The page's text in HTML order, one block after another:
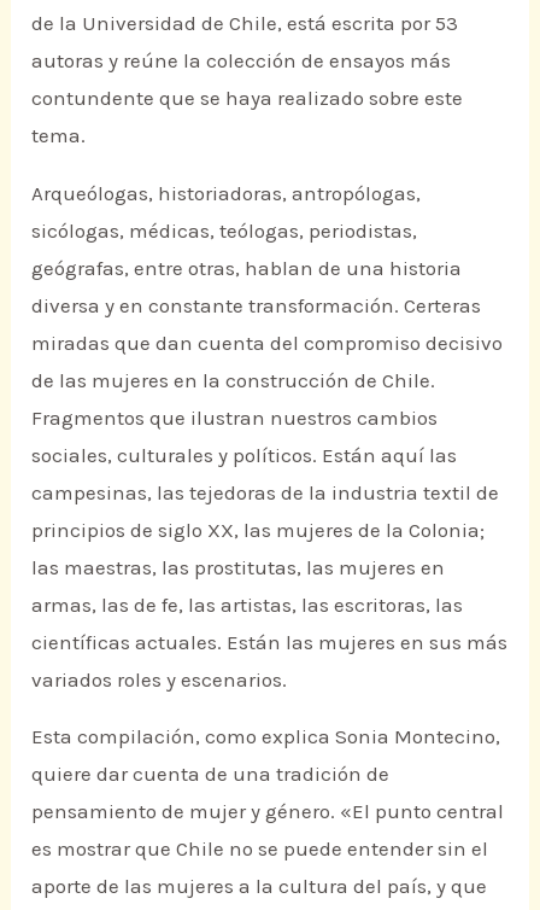
de la Universidad de Chile, está escrita por 53
autoras y reúne la colección de ensayos más
contundente que se haya realizado sobre este
tema.
Arqueólogas, historiadoras, antropólogas,
sicólogas, médicas, teólogas, periodistas,
geógrafas, entre otras, hablan de una historia
diversa y en constante transformación. Certeras
miradas que dan cuenta del compromiso decisivo
de las mujeres en la construcción de Chile.
Fragmentos que ilustran nuestros cambios
sociales, culturales y políticos. Están aquí las
campesinas, las tejedoras de la industria textil de
principios de siglo XX, las mujeres de la Colonia;
las maestras, las prostitutas, las mujeres en
armas, las de fe, las artistas, las escritoras, las
científicas actuales. Están las mujeres en sus más
variados roles y escenarios.
Esta compilación, como explica Sonia Montecino,
quiere dar cuenta de una tradición de
pensamiento de mujer y género. «El punto central
es mostrar que Chile no se puede entender sin el
aporte de las mujeres a la cultura del país, y que